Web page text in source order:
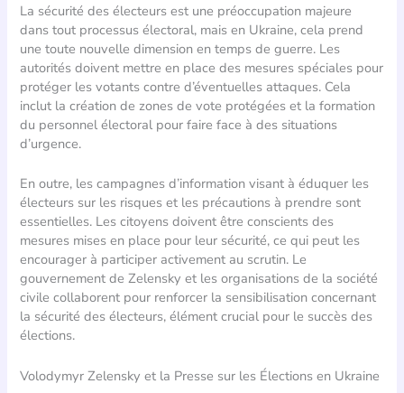
La sécurité des électeurs est une préoccupation majeure
dans tout processus électoral, mais en Ukraine, cela prend
une toute nouvelle dimension en temps de guerre. Les
autorités doivent mettre en place des mesures spéciales pour
protéger les votants contre d’éventuelles attaques. Cela
inclut la création de zones de vote protégées et la formation
du personnel électoral pour faire face à des situations
d’urgence.
En outre, les campagnes d’information visant à éduquer les
électeurs sur les risques et les précautions à prendre sont
essentielles. Les citoyens doivent être conscients des
mesures mises en place pour leur sécurité, ce qui peut les
encourager à participer activement au scrutin. Le
gouvernement de Zelensky et les organisations de la société
civile collaborent pour renforcer la sensibilisation concernant
la sécurité des électeurs, élément crucial pour le succès des
élections.
Volodymyr Zelensky et la Presse sur les Élections en Ukraine